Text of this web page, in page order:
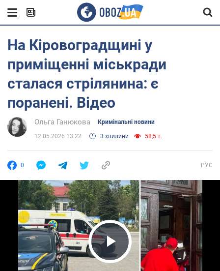
На Кіровоградщині у
приміщенні міськради
сталася стрілянина: є
поранені. Відео
Ольга Ганюкова Кримінальні новини
12.05.2026 13:22 3 хвилини 58,5 т.
0 РУС
Play Video